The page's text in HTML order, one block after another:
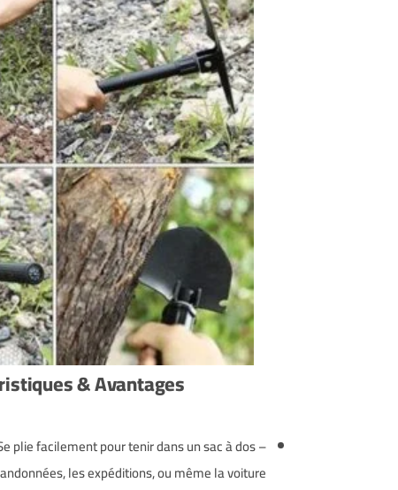
& Avantages :
plie facilement pour tenir dans un sac à dos –
les expéditions, ou même la voiture.